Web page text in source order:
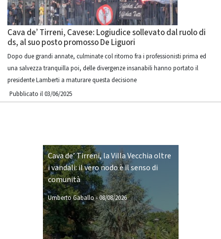
Cava de’ Tirreni, Cavese: Logiudice sollevato dal ruolo di
ds, al suo posto promosso De Liguori
Dopo due grandi annate, culminate col ritorno fra i professionisti prima ed
una salvezza tranquilla poi, delle divergenze insanabili hanno portato il
presidente Lamberti a maturare questa decisione
Pubblicato il 03/06/2025
Cava de’ Tirreni, la Villa Vecchia oltre
i vandali: il vero nodo è il senso di
comunità
Umberto Gaballo-08/08/2026